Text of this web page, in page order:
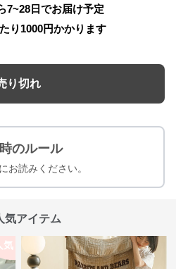
7~28日でお届け予定
り 1000円かかります
り切れ
のルール
お読みください。
気アイテム
気